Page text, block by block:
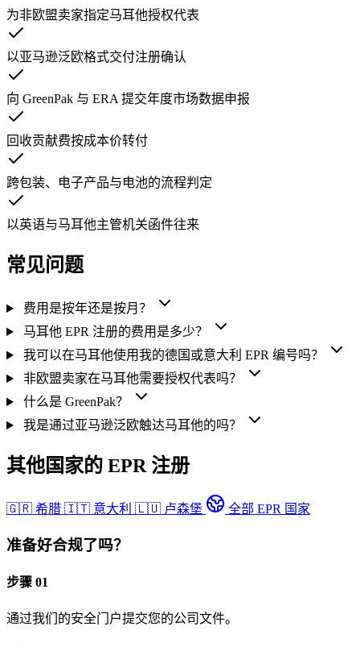
为非欧盟卖家指定马耳他授权代表
以亚马逊泛欧格式交付注册确认
向 GreenPak 与 ERA 提交年度市场数据申报
回收贡献费按成本价转付
跨包装、电子产品与电池的流程判定
以英语与马耳他主管机关函件往来
常见问题
费用是按年还是按月？
马耳他 EPR 注册的费用是多少？
我可以在马耳他使用我的德国或意大利 EPR 编号吗？
非欧盟卖家在马耳他需要授权代表吗？
什么是 GreenPak？
我是通过亚马逊泛欧触达马耳他的吗？
其他国家的 EPR 注册
🇬🇷 希腊 🇮🇹 意大利 🇱🇺 卢森堡 全部 EPR 国家
准备好合规了吗？
步骤 01
通过我们的安全门户提交您的公司文件。